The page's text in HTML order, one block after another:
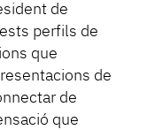
de
perfils de
que
de
de
que